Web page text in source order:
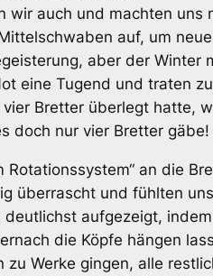
wir auch und machten
auf, um
aber der
eine Tugend und traten
Bretter überlegt hatte,
doch nur vier Bretter gäbe!
Rotationssystem“ an die
überrascht und fühlten
deutlichst aufgezeigt,
die Köpfe hängen
zu Werke gingen, alle